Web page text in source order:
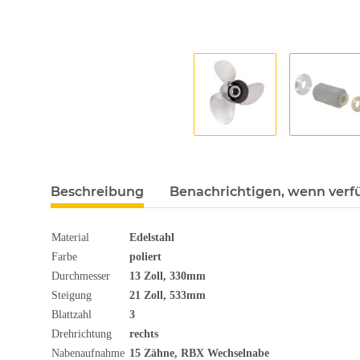
Beschreibung Benachrichtigen, wenn
Material
Edelstahl
Farbe
poliert
Durchmesser
13 Zoll, 330mm
Steigung
21 Zoll, 533mm
Blattzahl
3
Drehrichtung
rechts
Nabenaufnahme 15 Zähne, RBX Wechselnabe